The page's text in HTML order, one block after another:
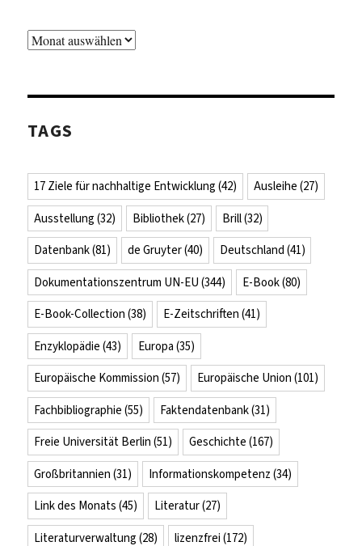
Archiv
TAGS
17 Ziele für nachhaltige Entwicklung (42) Ausleihe (27)
Ausstellung (32) Bibliothek(27) Brill(32)
Datenbank(81) de Gruyter(40) Deutschland (41)
Dokumentationszentrum UN-EU (344) E-Book(80)
E-Book-Collection (38) E-Zeitschriften (41)
Enzyklopädie (43) Europa (35)
Europäische Kommission (57) Europäische Union (101)
Fachbibliographie (55) Faktendatenbank(31)
Freie Universität Berlin (51) Geschichte (167)
Großbritannien (31) Informationskompetenz (34)
Link des Monats (45) Literatur(27)
Literaturverwaltung (28) lizenzfrei (172)